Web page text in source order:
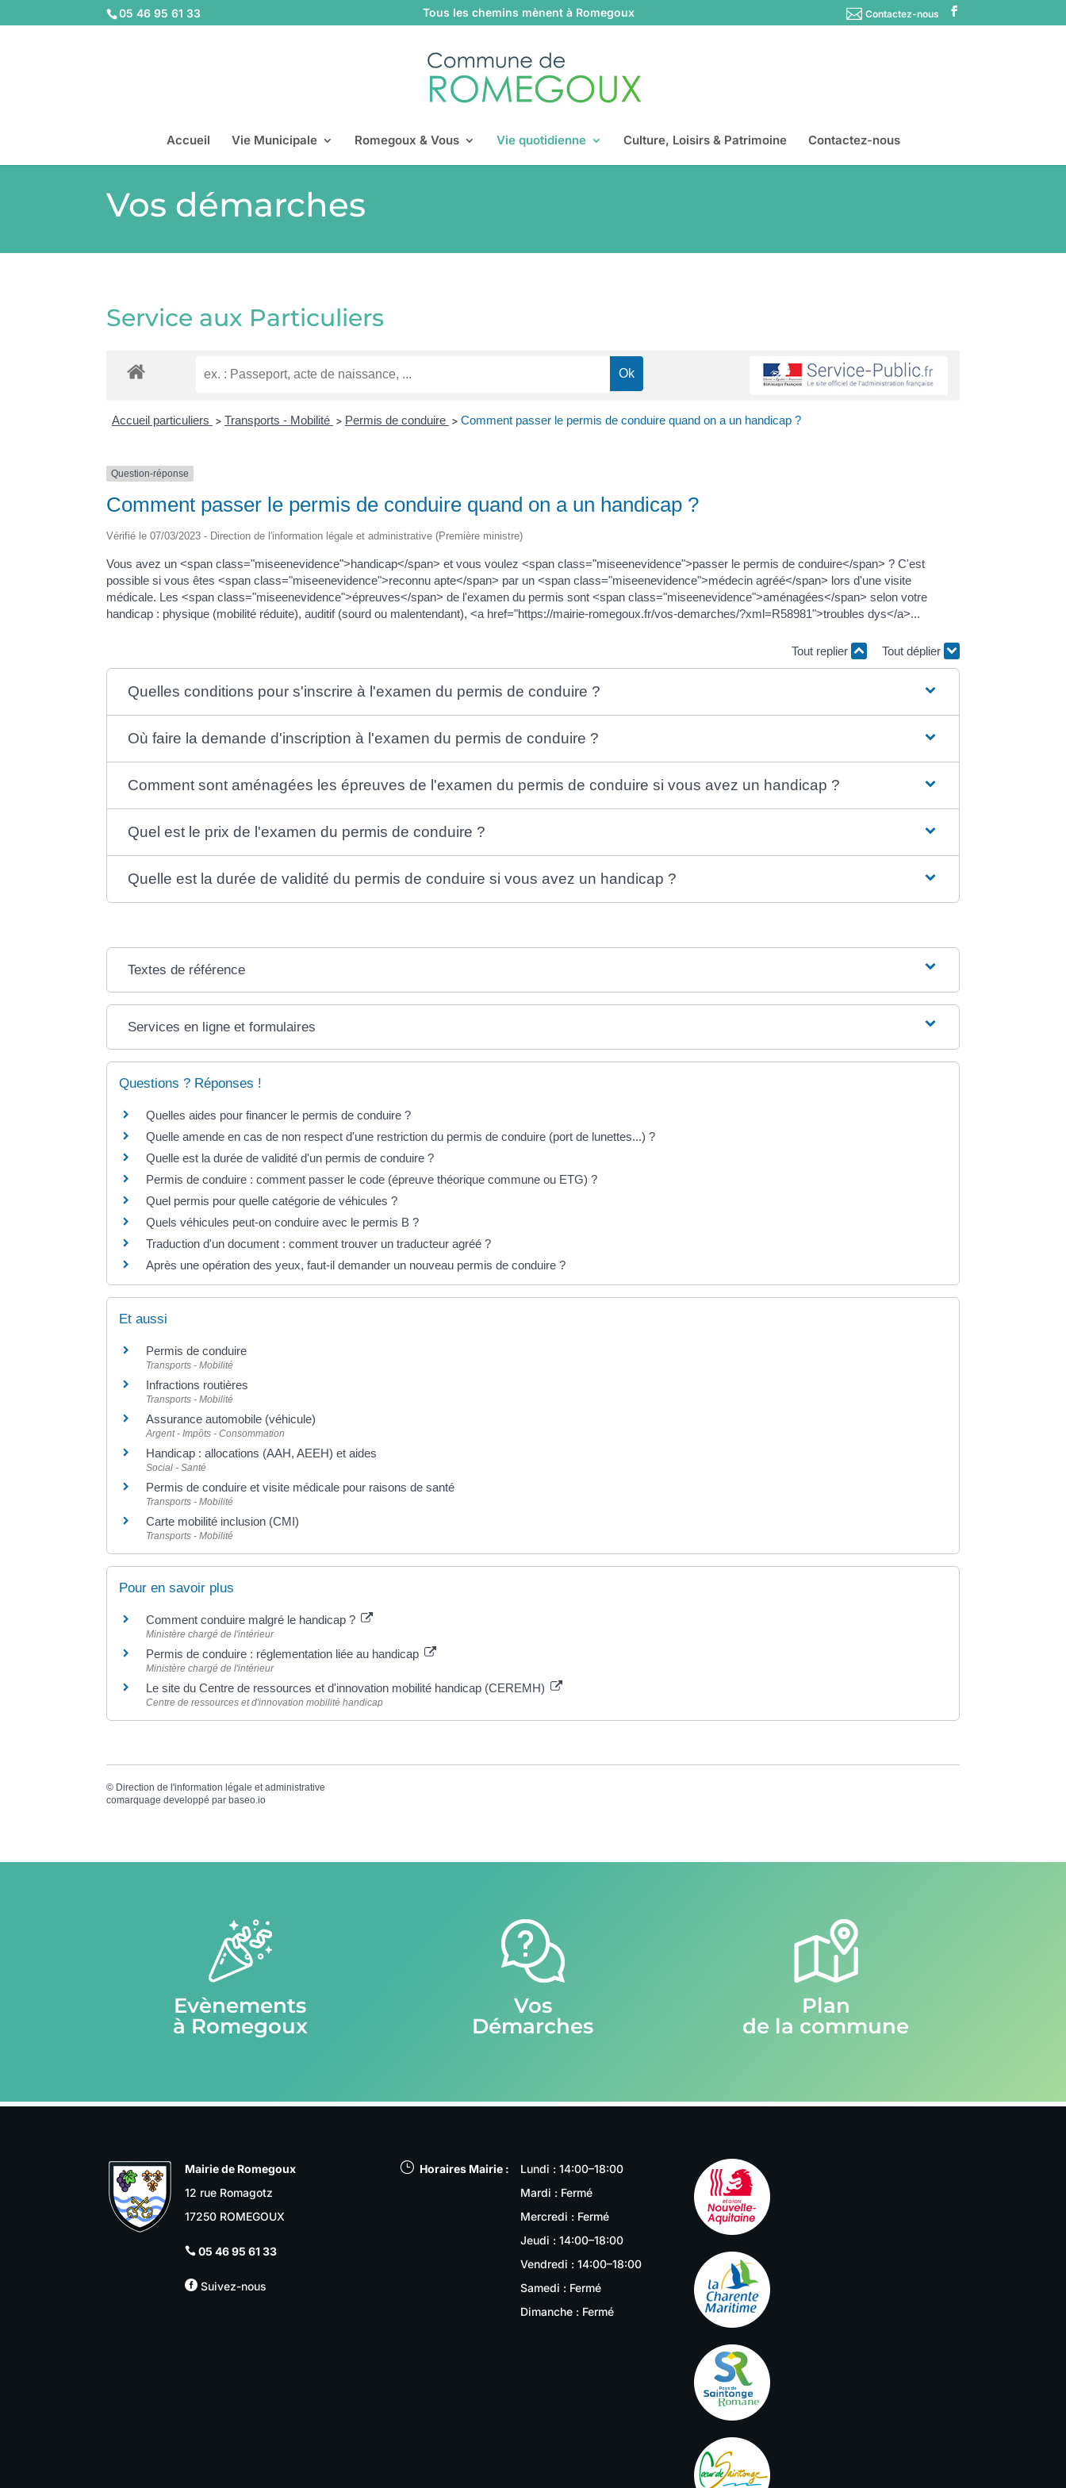
05 46 95 61 33 Tous les chemins mènent à Romegoux Contactez-nous
Accueil Vie Municipale Romegoux & Vous Vie quotidienne Culture, Loisirs & Patrimoine Contactez-nous
Vos démarches
Service aux Particuliers
Accueil particuliers > Transports - Mobilité > Permis de conduire > Comment passer le permis de conduire quand on a un handicap ?
Question-réponse
Comment passer le permis de conduire quand on a un handicap ?
Vérifié le 07/03/2023 - Direction de l'information légale et administrative (Première ministre)
Vous avez un <span class="miseenevidence">handicap</span> et vous voulez <span class="miseenevidence">passer le permis de conduire</span> ? C'est
possible si vous êtes <span class="miseenevidence">reconnu apte</span> par un <span class="miseenevidence">médecin agréé</span> lors d'une visite
médicale. Les <span class="miseenevidence">épreuves</span> de l'examen du permis sont <span class="miseenevidence">aménagées</span> selon votre
handicap : physique (mobilité réduite), auditif (sourd ou malentendant), <a href="https://mairie-romegoux.fr/vos-demarches/?xml=R58981">troubles dys</a>...
Tout replier Tout déplier
Quelles conditions pour s'inscrire à l'examen du permis de conduire ?
Où faire la demande d'inscription à l'examen du permis de conduire ?
Comment sont aménagées les épreuves de l'examen du permis de conduire si vous avez un handicap ?
Quel est le prix de l'examen du permis de conduire ?
Quelle est la durée de validité du permis de conduire si vous avez un handicap ?
Textes de référence
Services en ligne et formulaires
Questions ? Réponses !
Quelles aides pour financer le permis de conduire ?
Quelle amende en cas de non respect d'une restriction du permis de conduire (port de lunettes...) ?
Quelle est la durée de validité d'un permis de conduire ?
Permis de conduire : comment passer le code (épreuve théorique commune ou ETG) ?
Quel permis pour quelle catégorie de véhicules ?
Quels véhicules peut-on conduire avec le permis B ?
Traduction d'un document : comment trouver un traducteur agréé ?
Après une opération des yeux, faut-il demander un nouveau permis de conduire ?
Et aussi
Permis de conduire
Transports - Mobilité
Infractions routières
Transports - Mobilité
Assurance automobile (véhicule)
Argent - Impôts - Consommation
Handicap : allocations (AAH, AEEH) et aides
Social - Santé
Permis de conduire et visite médicale pour raisons de santé
Transports - Mobilité
Carte mobilité inclusion (CMI)
Transports - Mobilité
Pour en savoir plus
Comment conduire malgré le handicap ?
Ministère chargé de l'intérieur
Permis de conduire : réglementation liée au handicap
Ministère chargé de l'intérieur
Le site du Centre de ressources et d'innovation mobilité handicap (CEREMH)
Centre de ressources et d'innovation mobilité handicap
© Direction de l'information légale et administrative
comarquage developpé par baseo.io
Evènements
à Romegoux
Vos
Démarches
Plan
de la commune
Mairie de Romegoux
12 rue Romagotz
17250 ROMEGOUX
 05 46 95 61 33
 Suivez-nous
} Horaires Mairie :
Lundi : 14:00–18:00
Mardi : Fermé
Mercredi : Fermé
Jeudi : 14:00–18:00
Vendredi : 14:00–18:00
Samedi : Fermé
Dimanche : Fermé